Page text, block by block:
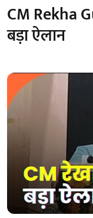
CM Rekha
बड़ा ऐलान